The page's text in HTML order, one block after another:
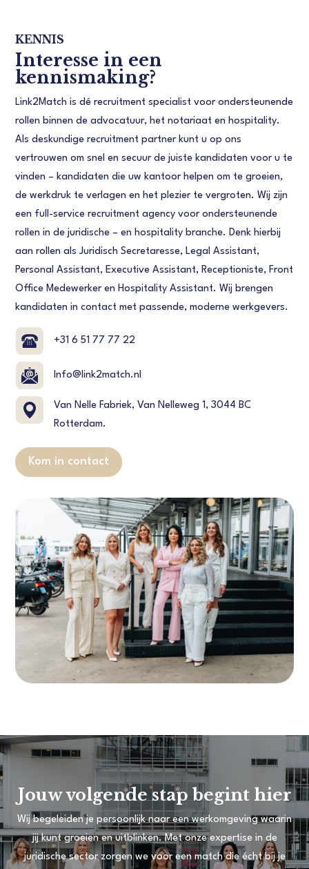
KENNIS
Interesse in een
kennismaking?
Link2Match is dé recruitment specialist voor ondersteunende
rollen binnen de advocatuur, het notariaat en hospitality.
Als deskundige recruitment partner kunt u op ons
vertrouwen om snel en secuur de juiste kandidaten voor u te
vinden – kandidaten die uw kantoor helpen om te groeien,
de werkdruk te verlagen en het plezier te vergroten. Wij zijn
een full-service recruitment agency voor ondersteunende
rollen in de juridische – en hospitality branche. Denk hierbij
aan rollen als Juridisch Secretaresse, Legal Assistant,
Personal Assistant, Executive Assistant, Receptioniste, Front
Office Medewerker en Hospitality Assistant. Wij brengen
kandidaten in contact met passende, moderne werkgevers.
+31 6 51 77 77 22
Info@link2match.nl
Van Nelle Fabriek, Van Nelleweg 1, 3044 BC
Rotterdam.
Kom in contact
Jouw volgende stap begint hier
Wij begeleiden je persoonlijk naar een werkomgeving waarin
jij kunt groeien en uitblinken. Met onze expertise in de
juridische sector zorgen we voor een match die écht bij je